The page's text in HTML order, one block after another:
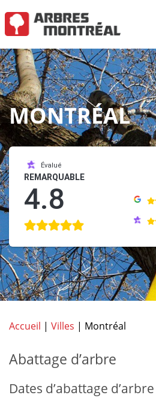
MONTRÉAL
Évalué
REMARQUABLE
4.8
Accueil | Villes | Montréal
Abattage d’arbre
Dates d’abattage d’arbre